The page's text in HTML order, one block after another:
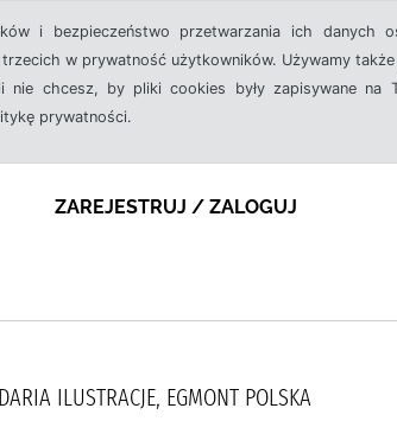
i bezpieczeństwo przetwarzania ich danych
w prywatność użytkowników. Używamy
chcesz, by pliki cookies były zapisywane na
prywatności.
ZAREJESTRUJ / ZALOGUJ
ILUSTRACJE, EGMONT POLSKA